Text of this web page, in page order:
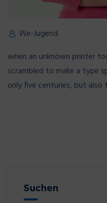
We-Jugend
when an unknown printer
scrambled to make a type
only five centuries, but
Suchen